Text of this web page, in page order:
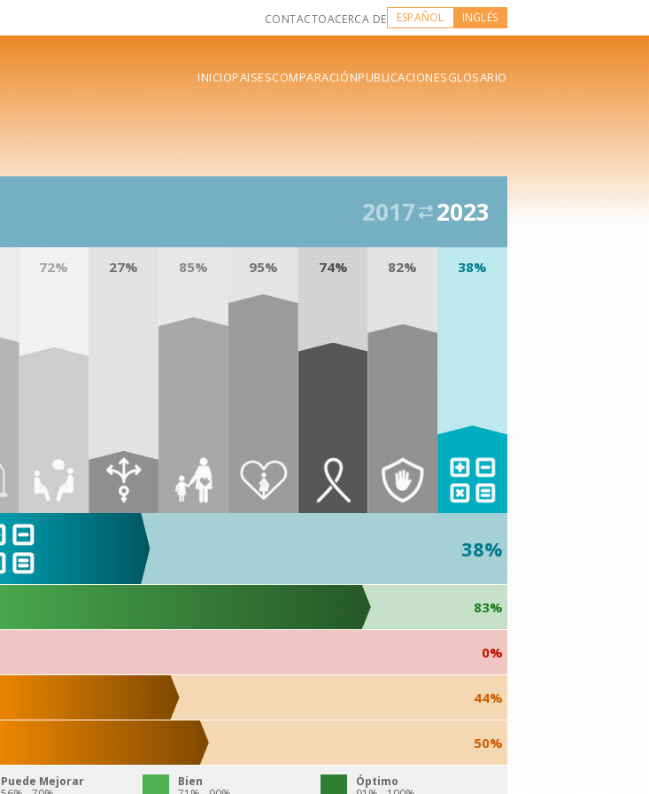
CONTACTOACERCA DE ESPAÑOL INGLÉS
INICIOPAISESCOMPARACIÓNPUBLICACIONESGLOSARIO
2017 2023
72% 27% 85% 95% 74% 82% 38%
38%
83%
0%
44%
50%
Puede Mejorar
Bien
Óptimo